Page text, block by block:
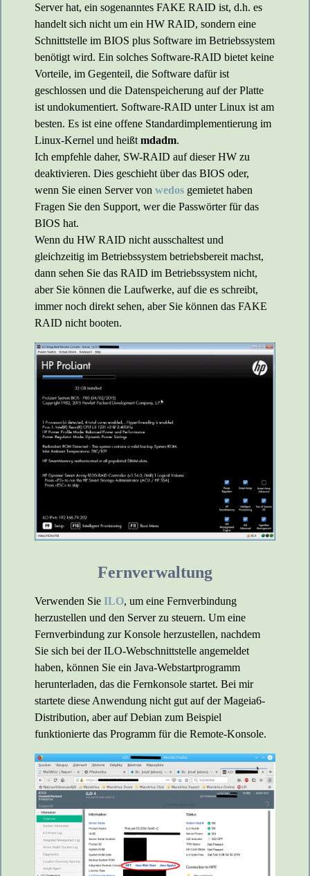
Server hat, ein sogenanntes FAKE RAID ist, d.h. es
handelt sich nicht um ein HW RAID, sondern eine
Schnittstelle im BIOS plus Software im Betriebssystem
benötigt wird. Ein solches Software-RAID bietet keine
Vorteile, im Gegenteil, die Software dafür ist
geschlossen und die Datenspeicherung auf der Platte
ist undokumentiert. Software-RAID unter Linux ist am
besten. Es ist eine offene Standardimplementierung im
Linux-Kernel und heißt mdadm.
Ich empfehle daher, SW-RAID auf dieser HW zu
deaktivieren. Dies geschieht über das BIOS oder,
wenn Sie einen Server von wedos gemietet haben
Fragen Sie den Support, wer die Passwörter für das
BIOS hat.
Wenn du HW RAID nicht ausschaltest und
gleichzeitig im Betriebssystem betriebsbereit machst,
dann sehen Sie das RAID im Betriebssystem nicht,
aber Sie können die Laufwerke, auf die es schreibt,
immer noch direkt sehen, aber Sie können das FAKE
RAID nicht booten.
Fernverwaltung
Verwenden Sie ILO, um eine Fernverbindung
herzustellen und den Server zu steuern. Um eine
Fernverbindung zur Konsole herzustellen, nachdem
Sie sich bei der ILO-Webschnittstelle angemeldet
haben, können Sie ein Java-Webstartprogramm
herunterladen, das die Fernkonsole startet. Bei mir
startete diese Anwendung nicht gut auf der Mageia6-
Distribution, aber auf Debian zum Beispiel
funktionierte das Programm für die Remote-Konsole.